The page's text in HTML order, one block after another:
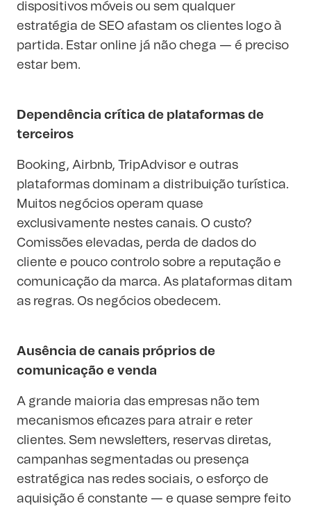
dispositivos móveis ou sem qualquer
estratégia de SEO afastam os clientes logo à
partida. Estar online já não chega — é preciso
estar bem.
Dependência crítica de plataformas de
terceiros
Booking, Airbnb, TripAdvisor e outras
plataformas dominam a distribuição turística.
Muitos negócios operam quase
exclusivamente nestes canais. O custo?
Comissões elevadas, perda de dados do
cliente e pouco controlo sobre a reputação e
comunicação da marca. As plataformas ditam
as regras. Os negócios obedecem.
Ausência de canais próprios de
comunicação e venda
A grande maioria das empresas não tem
mecanismos eficazes para atrair e reter
clientes. Sem newsletters, reservas diretas,
campanhas segmentadas ou presença
estratégica nas redes sociais, o esforço de
aquisição é constante — e quase sempre feito